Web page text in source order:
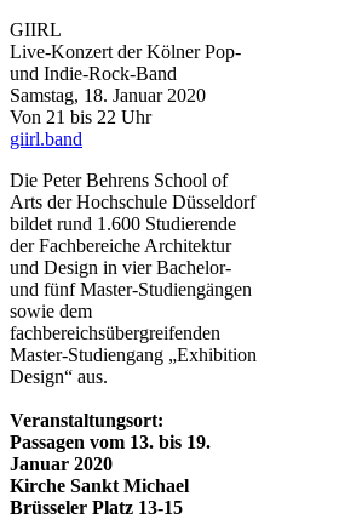
GIIRL
Live-Konzert der Kölner Pop-
und Indie-Rock-Band
Samstag, 18. Januar 2020
Von 21 bis 22 Uhr
giirl.band​
Die Peter Behrens School of
Arts der Hochschule Düsseldorf
bildet rund 1.600 Studierende
der Fachbereiche Architektur
und Design in vier Bachelor-
und fünf Master-Studiengängen
sowie dem
fachbereichsübergreifenden
Master-Studiengang „Exhibition
Design“ aus.
Veranstaltungsort:
Passagen vom 13. bis 19.
Januar 2020
Kirche Sankt Michael
Brüsseler Platz 13-15